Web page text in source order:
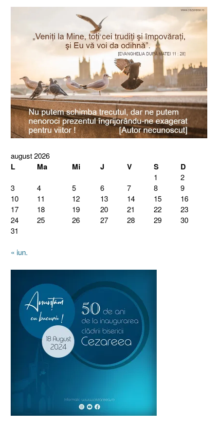
august 2026
L Ma Mi J V S D
1
2
3
4 5 6 7 8
9
10
11 12 13 14 15
16
17
18 19 20 21 22
23
24
25 26 27 28 29
30
31
« iun.